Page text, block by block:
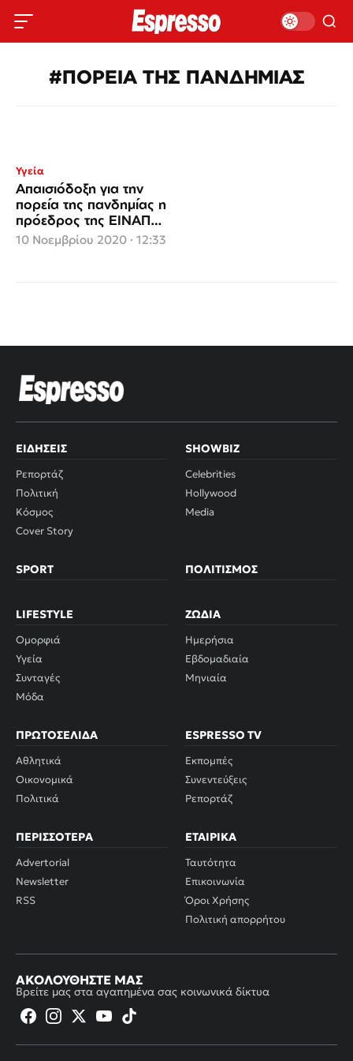
#ΠΟΡΕΙΑ ΤΗΣ ΠΑΝΔΗΜΙΑΣ
Υγεία
Απαισιόδοξη για την
πορεία της πανδημίας η
πρόεδρος της ΕΙΝΑΠ
Ματίνα Παγώνη
10 Νοεμβρίου 2020 · 12:33
ΕΙΔΉΣΕΙΣ
Ρεπορτάζ
Πολιτική
Κόσμος
Cover Story
SHOWBIZ
Celebrities
Hollywood
Media
SPORT ΠΟΛΙΤΙΣΜΌΣ
LIFESTYLE
Ομορφιά
Υγεία
Συνταγές
Μόδα
ΖΏΔΙΑ
Ημερήσια
Εβδομαδιαία
Μηνιαία
ΠΡΩΤΟΣΈΛΙΔΑ
Αθλητικά
Οικονομικά
Πολιτικά
ESPRESSO TV
Εκπομπές
Συνεντεύξεις
Ρεπορτάζ
ΠΕΡΙΣΣΌΤΕΡΑ
Advertorial
Newsletter
RSS
ΕΤΑΙΡΙΚΆ
Ταυτότητα
Επικοινωνία
Όροι Χρήσης
Πολιτική απορρήτου
ΑΚΟΛΟΥΘΉΣΤΕ ΜΑΣ
Βρείτε μας στα αγαπημένα σας κοινωνικά δίκτυα